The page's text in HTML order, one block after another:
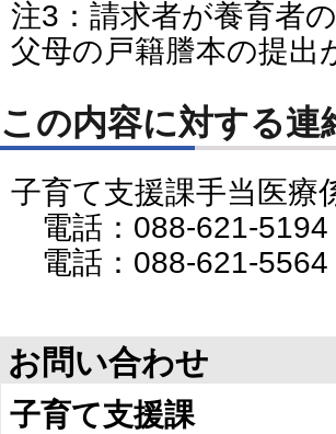
注3：請求者が養育者
父母の戸籍謄本の提出
この内容に対する連
子育て支援課手当医療
電話：088-621-5194
電話：088-621-5564
お問い合わせ
子育て支援課